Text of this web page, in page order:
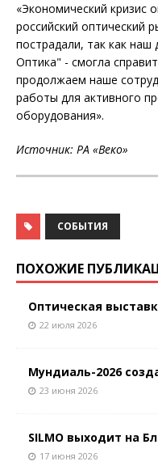
«Экономический кризис
российский оптический
пострадали, так как
Оптика" - смогла
продолжаем наше
работы для активного
оборудования».
Источник: РА «Веко»
СОБЫТИЯ
ПОХОЖИЕ
Оптическая
22 июля 2026
Мундиаль-2026
23 июня 2026
SILMO выходит на
17 июня 2026